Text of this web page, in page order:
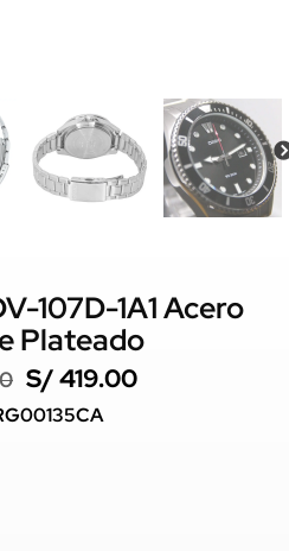
107D-1A1 Acero
Plateado
S/419.00